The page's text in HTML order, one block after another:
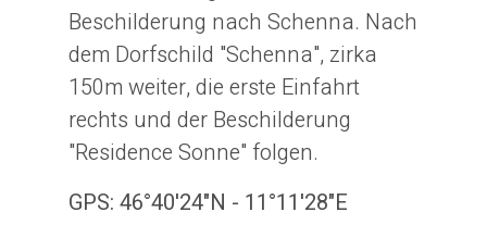
Beschilderung nach Schenna. Nach
dem Dorfschild "Schenna", zirka
150m weiter, die erste Einfahrt
rechts und der Beschilderung
"Residence Sonne" folgen.
GPS: 46°40'24"N - 11°11'28"E